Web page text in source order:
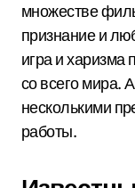
множестве
признание и
игра и харизма
со всего мира.
несколькими
работы.